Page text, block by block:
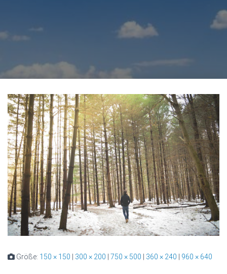
Größe: 150 × 150 300 × 200 750 × 500 360 × 240 960 × 640